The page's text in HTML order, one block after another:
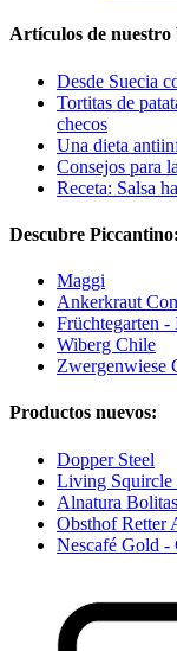
Artículos de nuestro
Desde Suecia
Tortitas de
checos
Una dieta
Consejos para
Receta: Salsa
Descubre Piccantino:
Maggi
Ankerkraut
Früchtegarten -
Wiberg Chile
Zwergenwiese
Productos nuevos:
Dopper Steel
Living Squircle
Alnatura
Obsthof Retter
Nescafé Gold -